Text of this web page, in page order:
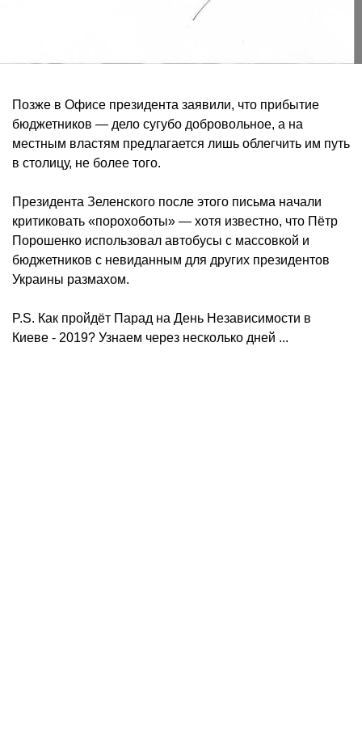
Позже в Офисе президента заявили, что прибытие
бюджетников — дело сугубо добровольное, а на
местным властям предлагается лишь облегчить им путь
в столицу, не более того.
Президента Зеленского после этого письма начали
критиковать «порохоботы» — хотя известно, что Пётр
Порошенко использовал автобусы с массовкой и
бюджетников с невиданным для других президентов
Украины размахом.
P.S. Как пройдёт Парад на День Независимости в
Киеве - 2019? Узнаем через несколько дней ...